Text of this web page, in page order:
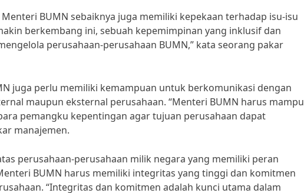
BUMN sebaiknya juga memiliki kepekaan terhadap isu-isu
berkembang ini, sebuah kepemimpinan yang inklusif dan
perusahaan-perusahaan BUMN,” kata seorang pakar
juga perlu memiliki kemampuan untuk berkomunikasi dengan
maupun eksternal perusahaan. “Menteri BUMN harus mampu
pemangku kepentingan agar tujuan perusahaan dapat
manajemen.
perusahaan-perusahaan milik negara yang memiliki peran
BUMN harus memiliki integritas yang tinggi dan komitmen
“Integritas dan komitmen adalah kunci utama dalam